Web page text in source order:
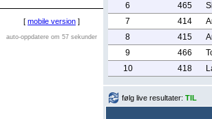
[ mobile version ]
auto-oppdatere om 57 sekunder
6
465
7
414
8
415
9
466
10
418
følg live resultater: TIL